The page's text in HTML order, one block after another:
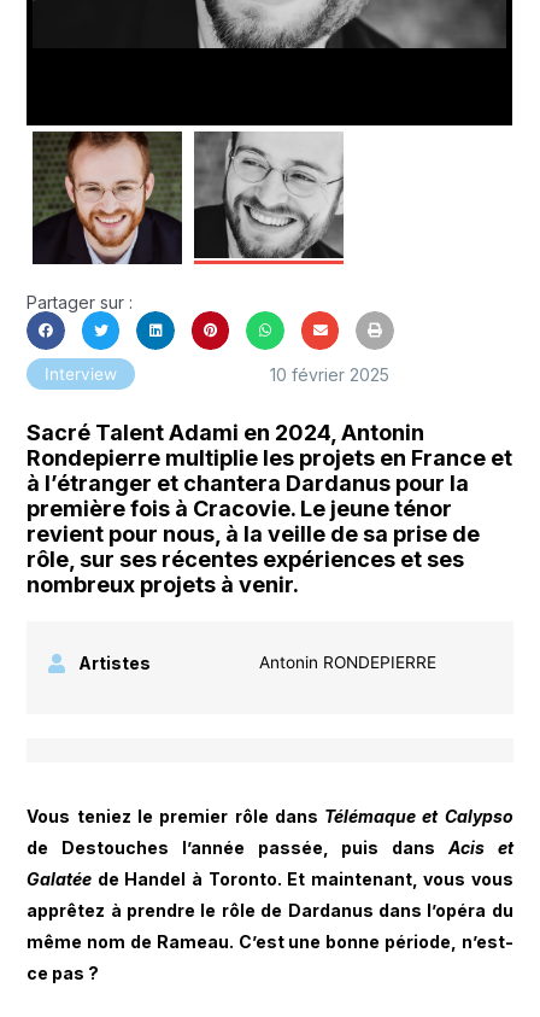
Partager sur :
Interview 10 février 2025
Sacré Talent Adami en 2024, Antonin
Rondepierre multiplie les projets en France et
à l’étranger et chantera Dardanus pour la
première fois à Cracovie. Le jeune ténor
revient pour nous, à la veille de sa prise de
rôle, sur ses récentes expériences et ses
nombreux projets à venir.
Artistes Antonin RONDEPIERRE
Vous teniez le premier rôle dans Télémaque et Calypso
de Destouches l’année passée, puis dans Acis et
Galatée de Handel à Toronto. Et maintenant, vous vous
apprêtez à prendre le rôle de Dardanus dans l’opéra du
même nom de Rameau. C’est une bonne période, n’est-
ce pas ?